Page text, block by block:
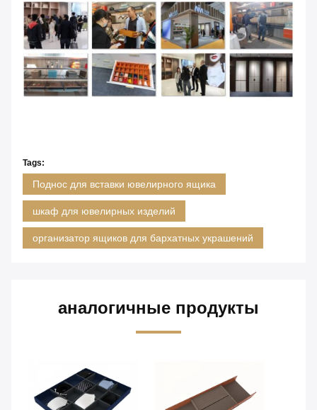
Tags:
Поднос для вставки ювелирного ящика
шкаф для ювелирных изделий
организатор ящиков для бархатных украшений
аналогичные продукты